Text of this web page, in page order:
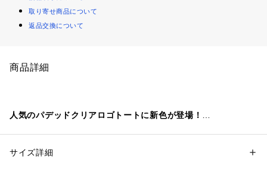
取り寄せ商品について
返品交換について
商品詳細
人気のパデッドクリアロゴトートに新色が登場！
程よいパファー感のある、A4サイズがすっぽり入るトートバッ
性別：レディース
サイズ詳細